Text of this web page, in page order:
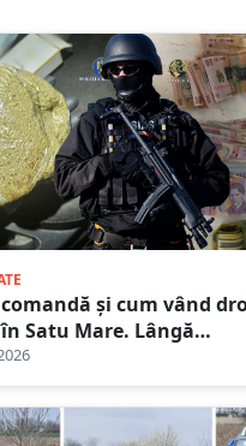
comandă și cum vând
Satu Mare. Lângă
cunoscute